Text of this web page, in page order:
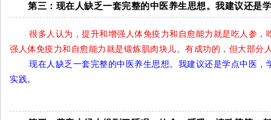
第三：现在人缺乏一套完整的中医养生思想。我建议还是
很多人认为，提升和增强人体免疫力和自愈能力就是吃人参
强人体免疫力和自愈能力就是锻炼肌肉块儿。有成功的，但大部分
现在人缺乏一套完整的中医养生思想。我建议还是学点中医
实践。